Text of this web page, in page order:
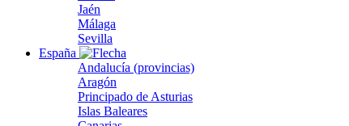
Jaén
Málaga
Sevilla
España
Andalucía (provincias)
Aragón
Principado de Asturias
Islas Baleares